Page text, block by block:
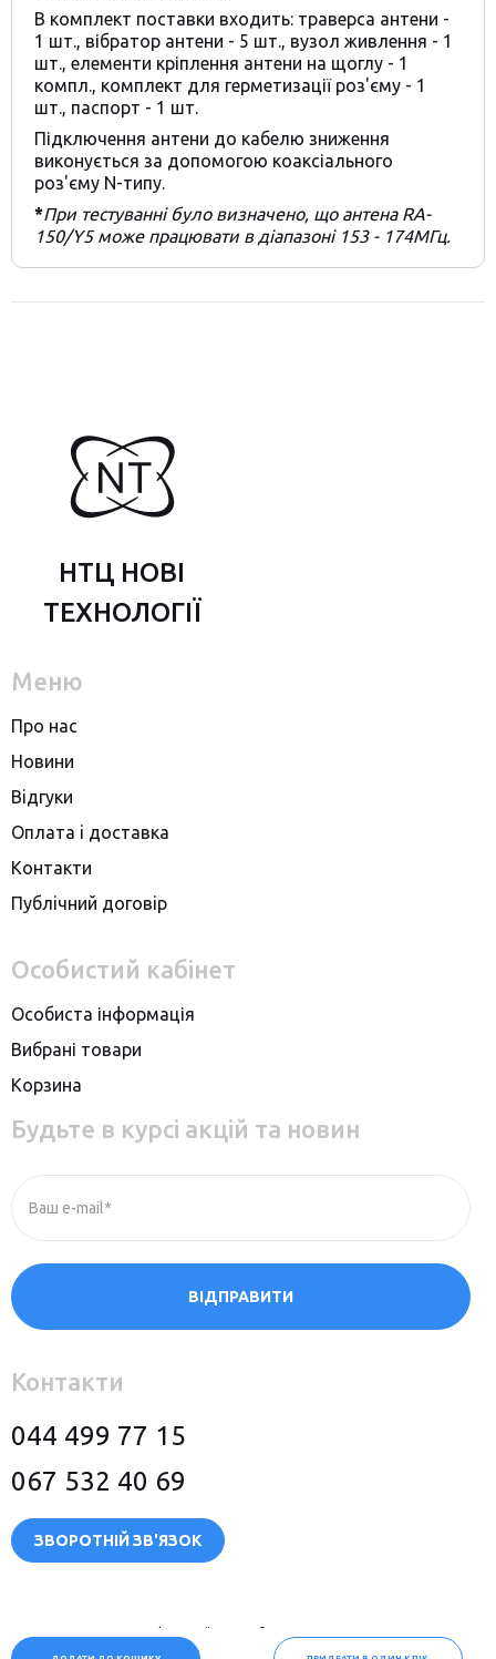
В комплект поставки входить: траверса антени -
1 шт., вібратор антени - 5 шт., вузол живлення - 1
шт., елементи кріплення антени на щоглу - 1
компл., комплект для герметизації роз'єму - 1
шт., паспорт - 1 шт.
Підключення антени до кабелю зниження
виконується за допомогою коаксіального
роз'єму N-типу.
*При тестуванні було визначено, що антена RA-
150/Y5 може працювати в діапазоні 153 - 174МГц.
НТЦ НОВІ
ТЕХНОЛОГІЇ
Меню
Про нас
Новини
Вiдгуки
Оплата i доставка
Контакти
Публiчний договiр
Особистий кабінет
Особиста інформація
Вибрані товари
Корзина
Будьте в курсі акцій та новин
Ваш e-mail*
ВІДПРАВИТИ
Контакти
044 499 77 15
067 532 40 69
ЗВОРОТНІЙ ЗВ'ЯЗОК